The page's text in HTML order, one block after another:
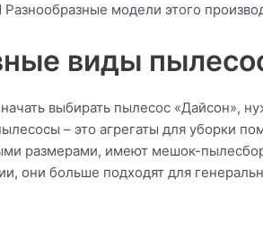
модели этого
виды
выбирать пылесос «Дайсон»,
– это агрегаты для уборки
размерами, имеют мешок-
они больше подходят для